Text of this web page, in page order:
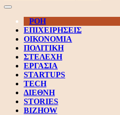
ΡΟΗ
ΕΠΙΧΕΙΡΗΣΕΙΣ
ΟΙΚΟΝΟΜΙΑ
ΠΟΛΙΤΙΚΗ
ΣΤΕΛΕΧΗ
ΕΡΓΑΣΙΑ
STARTUPS
TECH
ΔΙΕΘΝΗ
STORIES
BIZHOW